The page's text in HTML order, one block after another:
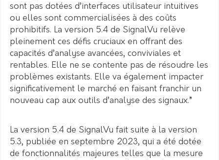
sont pas dotées d’interfaces utilisateur intuitives
ou elles sont commercialisées à des coûts
prohibitifs. La version 5.4 de SignalVu relève
pleinement ces défis cruciaux en offrant des
capacités d’analyse avancées, conviviales et
rentables. Elle ne se contente pas de résoudre les
problèmes existants. Elle va également impacter
significativement le marché en faisant franchir un
nouveau cap aux outils d’analyse des signaux.”
La version 5.4 de SignalVu fait suite à la version
5.3, publiée en septembre 2023, qui a été dotée
de fonctionnalités majeures telles que la mesure